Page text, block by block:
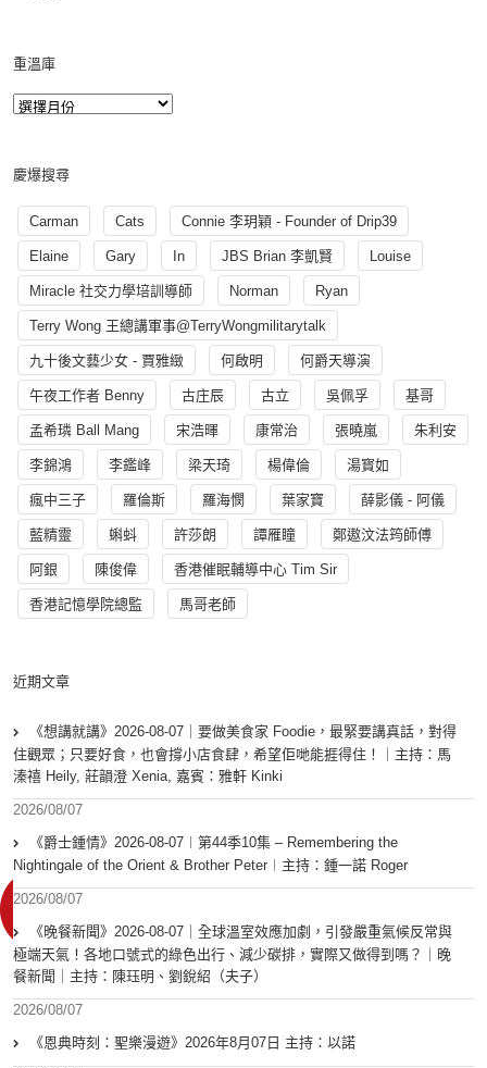
重溫庫
慶爆搜尋
Carman Cats Connie 李玥穎 - Founder of Drip39
Elaine Gary In JBS Brian 李凱賢 Louise
Miracle 社交力學培訓導師 Norman Ryan
Terry Wong 王總講軍事@TerryWongmilitarytalk
九十後文藝少女 - 賈雅緻 何啟明 何爵天導演
午夜工作者 Benny 古庄辰 古立 吳佩孚 基哥
孟希璘 Ball Mang 宋浩暉 康常治 張曉嵐 朱利安
李錦鴻 李鑑峰 梁天琦 楊偉倫 湯寳如
瘋中三子 羅倫斯 羅海憫 葉家寶 薛影儀 - 阿儀
藍精靈 蝌蚪 許莎朗 譚雁瞳 鄭遨汶法筠師傅
阿銀 陳俊偉 香港催眠輔導中心 Tim Sir
香港記憶學院總監 馬哥老師
近期文章
《想講就講》2026-08-07｜要做美食家 Foodie，最緊要講真話，對得
住觀眾；只要好食，也會撐小店食肆，希望佢哋能捱得住！｜主持：馬
溱禧 Heily, 莊韻澄 Xenia, 嘉賓：雅軒 Kinki
2026/08/07
《爵士鍾情》2026-08-07︱第44季10集 – Remembering the
Nightingale of the Orient & Brother Peter︱主持：鍾一諾 Roger
2026/08/07
《晚餐新聞》2026-08-07｜全球溫室效應加劇，引發嚴重氣候反常與
極端天氣！各地口號式的綠色出行、減少碳排，實際又做得到嗎？｜晚
餐新聞｜主持：陳珏明、劉銳紹（夫子）
2026/08/07
《恩典時刻：聖樂漫遊》2026年8月07日 主持：以諾